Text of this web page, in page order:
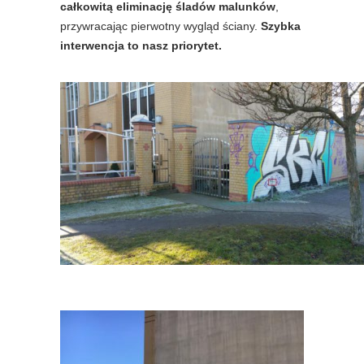
całkowitą eliminację śladów malunków
przywracając pierwotny wygląd ściany. Szybka
interwencja to nasz priorytet.